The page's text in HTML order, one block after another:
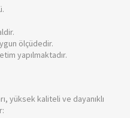
ölçüdedir.
yapılmaktadır.
yüksek kaliteli ve dayanıklı